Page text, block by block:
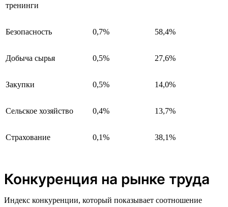
тренинги
Безопасность 0,7% 58,4%
Добыча сырья 0,5% 27,6%
Закупки 0,5% 14,0%
Сельское хозяйство 0,4% 13,7%
Страхование 0,1% 38,1%
Конкуренция на рынке труда
Индекс конкуренции, который показывает соотношение